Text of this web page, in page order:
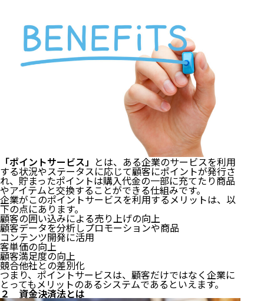
「ポイントサービス」 とは、ある企業のサービスを利用
する状況やステータスに応じて顧客にポイントが発行さ
れ、貯まったポイントは購入代金の一部に充てたり商品
やアイテムと交換することができる仕組みです。
企業がこのポイントサービスを利用するメリットは、以
下の点にあります。
顧客の囲い込みによる売り上げの向上
顧客データを分析しプロモーションや商品
コンテンツ開発に活用
客単価の向上
顧客満足度の向上
競合他社との差別化
つまり、ポイントサービスは、顧客だけではなく企業に
とってもメリットのあるシステムであるといえます。
２ 資金決済法とは